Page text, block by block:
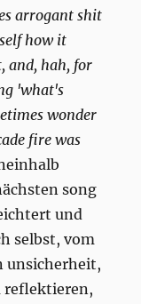
arrogant shit
how it
and, hah, for
'what's
wonder
fire was
song
und
selbst, vom
unsicherheit,
reflektieren,